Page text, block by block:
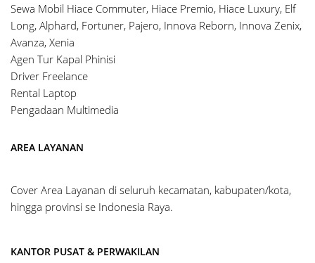
Sewa Mobil Hiace Commuter, Hiace Premio, Hiace Luxury, Elf
Long, Alphard, Fortuner, Pajero, Innova Reborn, Innova Zenix,
Avanza, Xenia
Agen Tur Kapal Phinisi
Driver Freelance
Rental Laptop
Pengadaan Multimedia
AREA LAYANAN
Cover Area Layanan di seluruh kecamatan, kabupaten/kota,
hingga provinsi se Indonesia Raya.
KANTOR PUSAT & PERWAKILAN